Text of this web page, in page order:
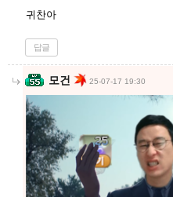
귀찬아
답글
모건 25-07-17 19:30